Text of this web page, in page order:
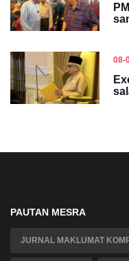
08-
PAUTAN MESRA
JURNAL MAKLUMAT